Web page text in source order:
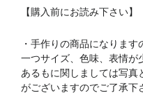
【購入前にお読み下さい】
・手作りの商品になりま
一つサイズ、色味、表情
あるもに関しましては写
がございますのでご了承下